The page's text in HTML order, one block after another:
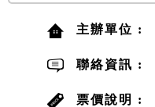
主辦單位 :
聯絡資訊 :
票價說明 :